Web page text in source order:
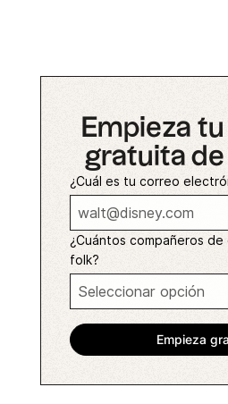
Empieza
gratuita de
¿Cuál es tu correo
¿Cuántos compañeros
folk?